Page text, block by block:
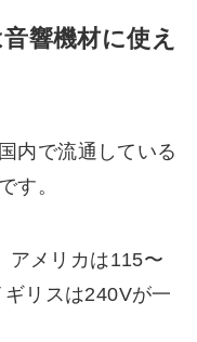
響機材に使え
内で流通している
す。
アメリカは115〜
リスは240Vが一